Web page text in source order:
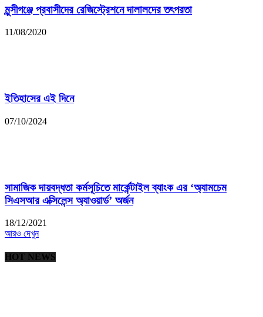
মুন্সীগঞ্জে প্রবাসীদের রেজিস্ট্রেশনে দালালদের তৎপরতা
11/08/2020
ইতিহাসের এই দিনে
07/10/2024
সামাজিক দায়বদ্ধতা কর্মসূচিতে মার্কেন্টাইল ব্যাংক এর ‘অ্যামচেম
সিএসআর এক্সিলেন্স অ্যাওয়ার্ড’ অর্জন
18/12/2021
আরও দেখুন
HOT NEWS